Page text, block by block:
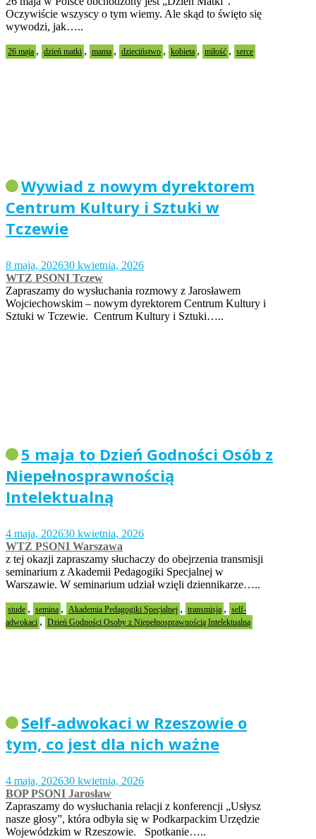
Oczywiście wszyscy o tym wiemy. Ale skąd to święto się
wywodzi, jak…..
26 maja , dzień matki , mama , dzieciństwo , kobieta , miłość , serce
Wywiad z nowym dyrektorem
Centrum Kultury i Sztuki w
Tczewie
8 maja, 202630 kwietnia, 2026
WTZ PSONI Tczew
Zapraszamy do wysłuchania rozmowy z Jarosławem
Wojciechowskim – nowym dyrektorem Centrum Kultury i
Sztuki w Tczewie. Centrum Kultury i Sztuki…..
5 maja to Dzień Godności Osób z
Niepełnosprawnością
Intelektualną
4 maja, 202630 kwietnia, 2026
WTZ PSONI Warszawa
z tej okazji zapraszamy słuchaczy do obejrzenia transmisji
seminarium z Akademii Pedagogiki Specjalnej w
Warszawie. W seminarium udział wzięli dziennikarze…..
stude , semina , Akademia Pedagogiki Specjalnej , transmisja , self-
adwokaci , Dzień Godności Osoby z Niepełnosprawnością Intelektualną
Self-adwokaci w Rzeszowie o
tym, co jest dla nich ważne
4 maja, 202630 kwietnia, 2026
BOP PSONI Jarosław
Zapraszamy do wysłuchania relacji z konferencji „Usłysz
nasze głosy”, która odbyła się w Podkarpackim Urzędzie
Wojewódzkim w Rzeszowie. Spotkanie…..